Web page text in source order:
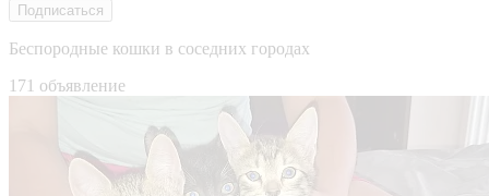
Подписаться
Беспородные кошки в соседних городах
171 объявление